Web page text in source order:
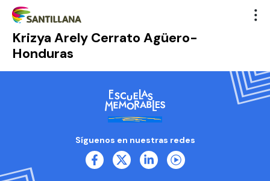
Krizya Arely Cerrato Agüero-
Honduras
Síguenos en nuestras redes